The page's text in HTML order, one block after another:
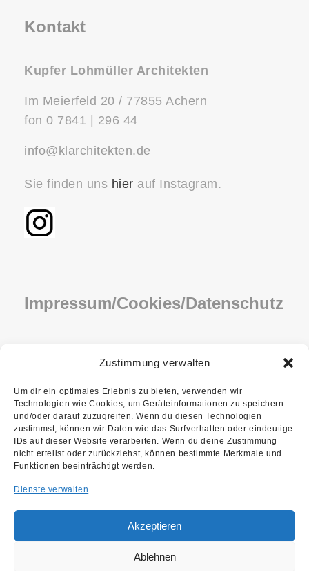
Zustimmung verwalten
Um dir ein optimales Erlebnis zu bieten, verwenden wir
Technologien wie Cookies, um Geräteinformationen zu speichern
und/oder darauf zuzugreifen. Wenn du diesen Technologien
zustimmst, können wir Daten wie das Surfverhalten oder eindeutige
IDs auf dieser Website verarbeiten. Wenn du deine Zustimmung
nicht erteilst oder zurückziehst, können bestimmte Merkmale und
Funktionen beeinträchtigt werden.
Dienste verwalten
Akzeptieren
Ablehnen
Kontakt
Kupfer Lohmüller Architekten
Im Meierfeld 20 / 77855 Achern
fon 0 7841 | 296 44
info@klarchitekten.de
Sie finden uns hier auf Instagram.
Impressum/Cookies/Datenschutz
DATENSCHUTZ
Copyright ©2026 Kupfer Lohmüller
Architekten PartG mbB
We are using cookies to give you the best experience.
You can find out more about which cookies we are